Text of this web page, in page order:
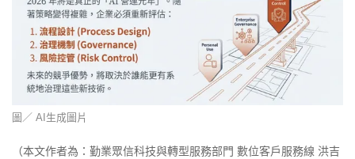
圖／ AI生成圖片
（本文作者為：勤業眾信科技與轉型服務部門 數位客戶服務線 洪吉